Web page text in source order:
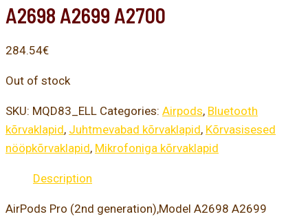
A2698 A2699 A2700
284.54€
Out of stock
SKU: MQD83_ELL Categories: Airpods, Bluetooth
kõrvaklapid, Juhtmevabad kõrvaklapid, Kõrvasisesed
nööpkõrvaklapid, Mikrofoniga kõrvaklapid
Description
AirPods Pro (2nd generation),Model A2698 A2699